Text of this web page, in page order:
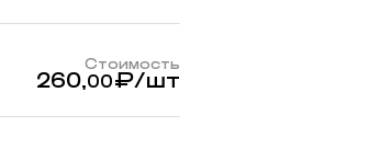
Стоимость
260,00₽/шт